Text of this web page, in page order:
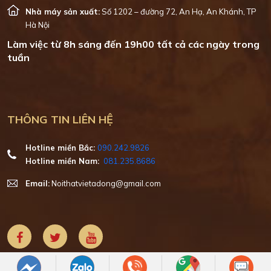
Nhà máy sản xuất:Số 1202 – đường 72, An Hạ, An Khánh, TP
Hà Nội
Làm việc từ 8h sáng đến 19h00 tất cả các ngày trong
tuần
THÔNG TIN LIÊN HỆ
Hotline miền Bắc: 090.242.9826
Hotline miền Nam: 081.235.8686
Email:Noithatvietadong@gmail.com